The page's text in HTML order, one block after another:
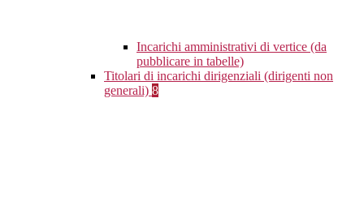
Incarichi amministrativi di vertice (da
pubblicare in tabelle)
Titolari di incarichi dirigenziali (dirigenti non
generali) 8